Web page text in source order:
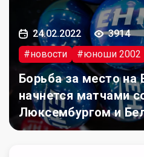
24.02.2022
3914
#новости
#юноши 2002
Борьба за место на
начнется матчами
Люксембургом и